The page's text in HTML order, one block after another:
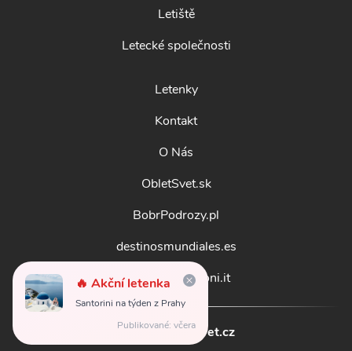
🔥 Akční letenka
Santorini na týden z Prahy
Publikované: včera
Letiště
Letecké společnosti
Letenky
Kontakt
O Nás
ObletSvet.sk
BobrPodrozy.pl
destinosmundiales.es
guidadestinazioni.it
© 2026 obletsvet.cz